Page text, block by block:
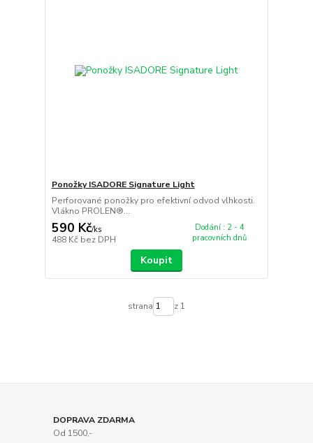
Ponožky ISADORE Signature Light
Perforované ponožky pro efektivní odvod vlhkosti.
Vlákno PROLEN®...
590 Kč/ks
488 Kč bez DPH
Dodání : 2 - 4
pracovních dnů
Koupit
strana z 1
DOPRAVA ZDARMA
Od 1500,-